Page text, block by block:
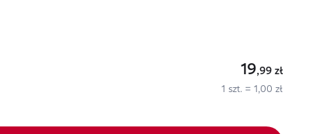
19,99 zł
1 szt. = 1,00 zł